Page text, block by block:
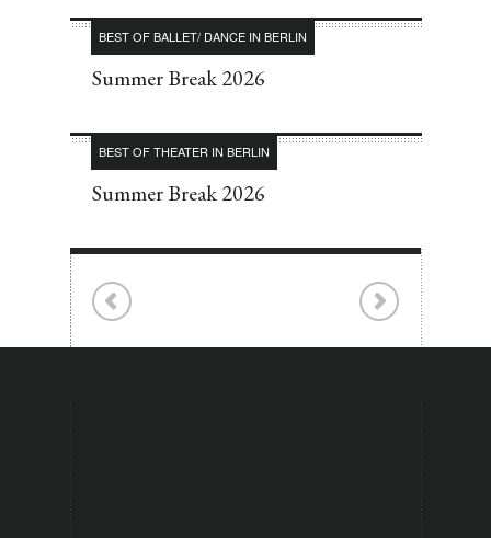
BEST OF BALLET/ DANCE IN BERLIN
Summer Break 2026
BEST OF THEATER IN BERLIN
Summer Break 2026